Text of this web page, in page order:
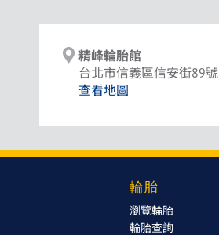
精峰輪胎館
台北市信義區信安街89號
查看地圖
輪胎
瀏覽輪胎
輪胎查詢